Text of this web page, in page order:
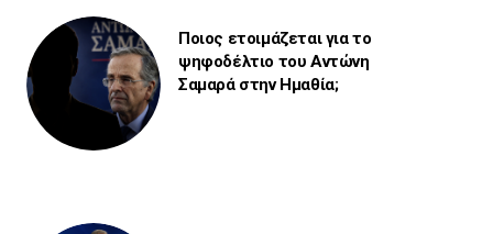
Ποιος ετοιμάζεται για το
ψηφοδέλτιο του Αντώνη
Σαμαρά στην Ημαθία;